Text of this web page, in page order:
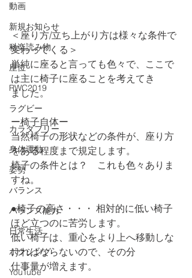
動画
新規お知らせ
科楽読み物
座位
RWC2019
ラグビー
カラダフリー
身体運動
姿勢
バランス
バランス能力
日常生活
ボクシング
YouTube
＜座り方/立ち上がり方は様々な条件で
変わってくる＞
単純に座ると言っても色々で、ここで
は主に椅子に座ることを考えてき
ました。
ー椅子自体ー
当然椅子の形状などの条件が、座り方
をある程度まで規定します。
椅子の条件とは？　これも色々ありま
すね。
●椅子の高さ・・・ 相対的に低い椅子
ほど立つのに苦労します。
低い椅子は、重心をより上へ移動しな
ければならないので、その分
仕事量が増えます。